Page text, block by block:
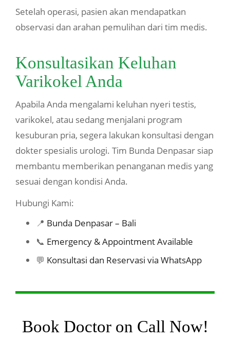
Setelah operasi, pasien akan mendapatkan
observasi dan arahan pemulihan dari tim medis.
Konsultasikan Keluhan
Varikokel Anda
Apabila Anda mengalami keluhan nyeri testis,
varikokel, atau sedang menjalani program
kesuburan pria, segera lakukan konsultasi dengan
dokter spesialis urologi. Tim Bunda Denpasar siap
membantu memberikan penanganan medis yang
sesuai dengan kondisi Anda.
Hubungi Kami:
📍 Bunda Denpasar – Bali
📞 Emergency & Appointment Available
💬 Konsultasi dan Reservasi via WhatsApp
Book Doctor on Call Now!